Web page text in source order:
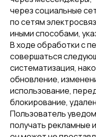
через социальные
по сетям
иными способами,
В ходе обработки с
совершаться
систематизация,
обновление,
использование,
блокирование,
Пользователь
получать рекламные